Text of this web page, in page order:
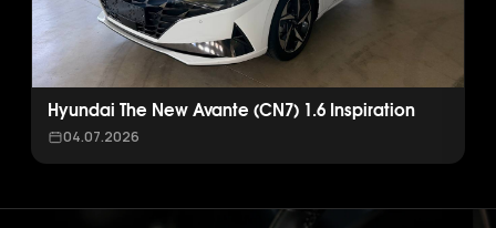
Hyundai The New Avante (CN7) 1.6 Inspiration
04.07.2026